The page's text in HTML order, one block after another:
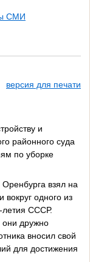
СМИ
версия для печати
и
районного суда
по уборке
Оренбурга взял на
вокруг одного из
летия СССР.
дружно
вносил свой
для достижения